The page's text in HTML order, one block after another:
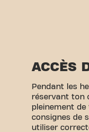
ACCÈS
Pendant les
réservant ton
pleinement de
consignes de
utiliser